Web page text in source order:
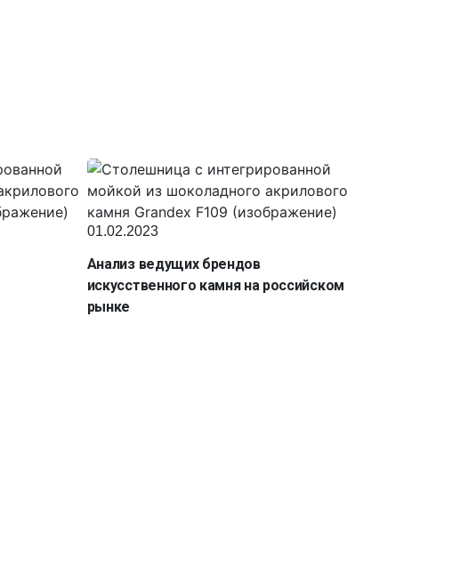
01.02.2023
Анализ ведущих брендов
искусственного камня на российском
рынке